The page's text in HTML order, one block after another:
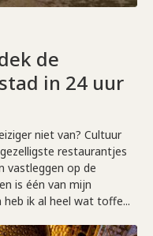
de
in 24 uur
niet van? Cultuur
restaurantjes
vastleggen op de
is één van mijn
ik al heel wat toffe...